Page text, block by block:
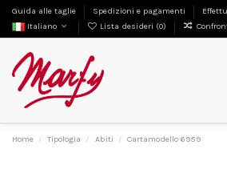
Guida alle taglie Spedizioni e pagamenti
Italiano
Lista desideri (0)
Home Tipologia Abiti Cartamodello 6959